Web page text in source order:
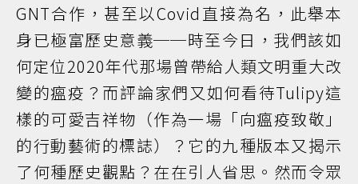
GNT合作，甚至以Covid直接為名，此舉本
身已極富歷史意義──時至今日，我們該如
何定位2020年代那場曾帶給人類文明重大改
變的瘟疫？而評論家們又如何看待Tulipy這
樣的可愛吉祥物（作為一場「向瘟疫致敬」
的行動藝術的標誌）？它的九種版本又揭示
了何種歷史觀點？在在引人省思。然而令眾